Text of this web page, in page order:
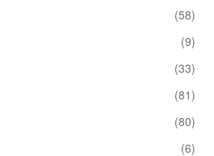
(58)
(9)
(33)
(81)
(80)
(6)